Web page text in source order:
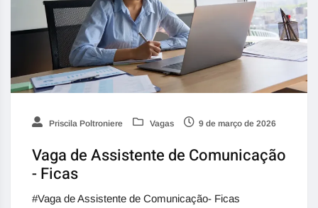
Priscila Poltroniere Vagas 9 de março de 2026
Vaga de Assistente de Comunicação
- Ficas
#Vaga de Assistente de Comunicação- Ficas